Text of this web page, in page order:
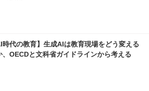
時代の教育】生成AIは教育現場をどう変える
、OECDと文科省ガイドラインから考える